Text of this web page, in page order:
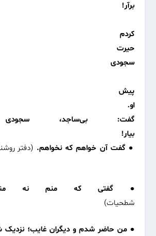
کردم
پیش
گفت: بی‌ساجد،
● گفت آن خواهم که نخواهم. (دفتر
● گفتی که منم نه
● من حاضر شدم و دیگران غایب؛ نزدیک